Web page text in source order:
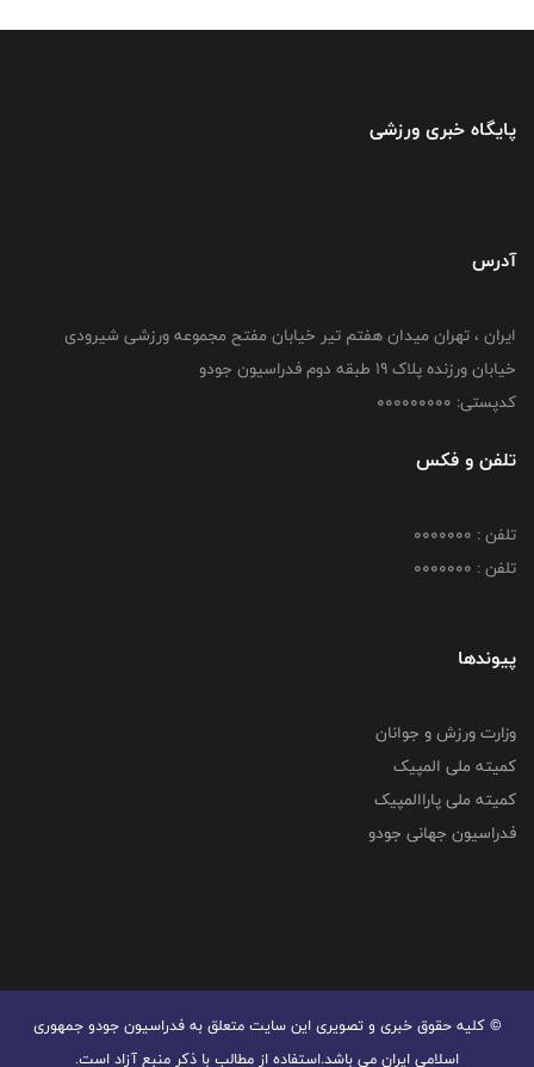
پایگاه خبری ورزشی
آدرس
ایران ، تهران میدان هفتم تیر خیابان مفتح مجموعه ورزشی شیرودی
خیابان ورزنده پلاک ۱۹ طبقه دوم فدراسیون جودو
کدپستی: 000000000
تلفن و فکس
تلفن : 0000000
تلفن : 0000000
پیوندها
وزارت ورزش و جوانان
کمیته ملی المپیک
کمیته ملی پاراالمپیک
فدراسیون جهانی جودو
© کليه حقوق خبری و تصويری اين سايت متعلق به فدراسیون جودو جمهوری
اسلامی ایران می باشد.استفاده از مطالب با ذكر منبع آزاد است.